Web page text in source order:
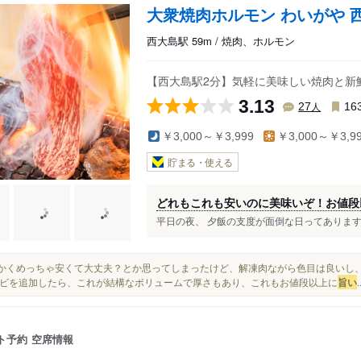
大衆焼肉ホルモン わいがや
西大島駅 59m / 焼肉、ホルモン
【西大島駅2分】気軽に美味しい焼肉と
3.13 27 人
￥3,000～￥3,999 ￥3,000～￥
貯まる・使える
どれもこれも安いのに美味いぞ！お値
平日の夜、 夕飯の支度が面倒な日ってありま
くめっちゃ安くて大丈夫？とか思ってしまったけど、解凍肉ながら色目は良い
を追加したら、これが結構なボリュームで厚さもあり、これもお値段以上に旨い
予約 空席情報